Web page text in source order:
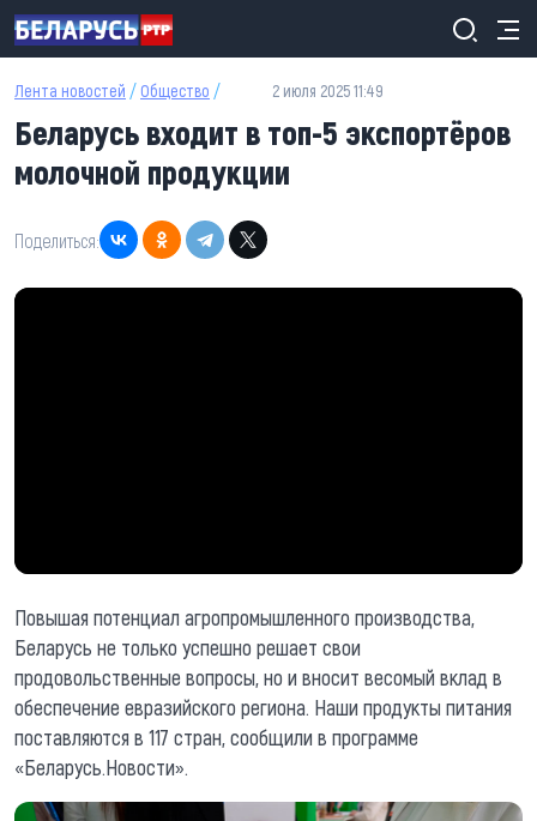
Перейти к основному содержанию
Лента новостей / Общество / 2 июля 2025 11:49
Беларусь входит в топ-5 экспортёров
молочной продукции
Поделиться:
Повышая потенциал агропромышленного производства,
Беларусь не только успешно решает свои
продовольственные вопросы, но и вносит весомый вклад в
обеспечение евразийского региона. Наши продукты питания
поставляются в 117 стран, сообщили в программе
«Беларусь.Новости».